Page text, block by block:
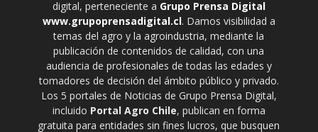
digital, perteneciente a Grupo Prensa Digital
www.grupoprensadigital.cl. Damos visibilidad a
temas del agro y la agroindustria, mediante la
publicación de contenidos de calidad, con una
audiencia de profesionales de todas las edades y
tomadores de decisión del ámbito público y privado.
Los 5 portales de Noticias de Grupo Prensa Digital,
incluido Portal Agro Chile, publican en forma
gratuita para entidades sin fines lucros, que busquen